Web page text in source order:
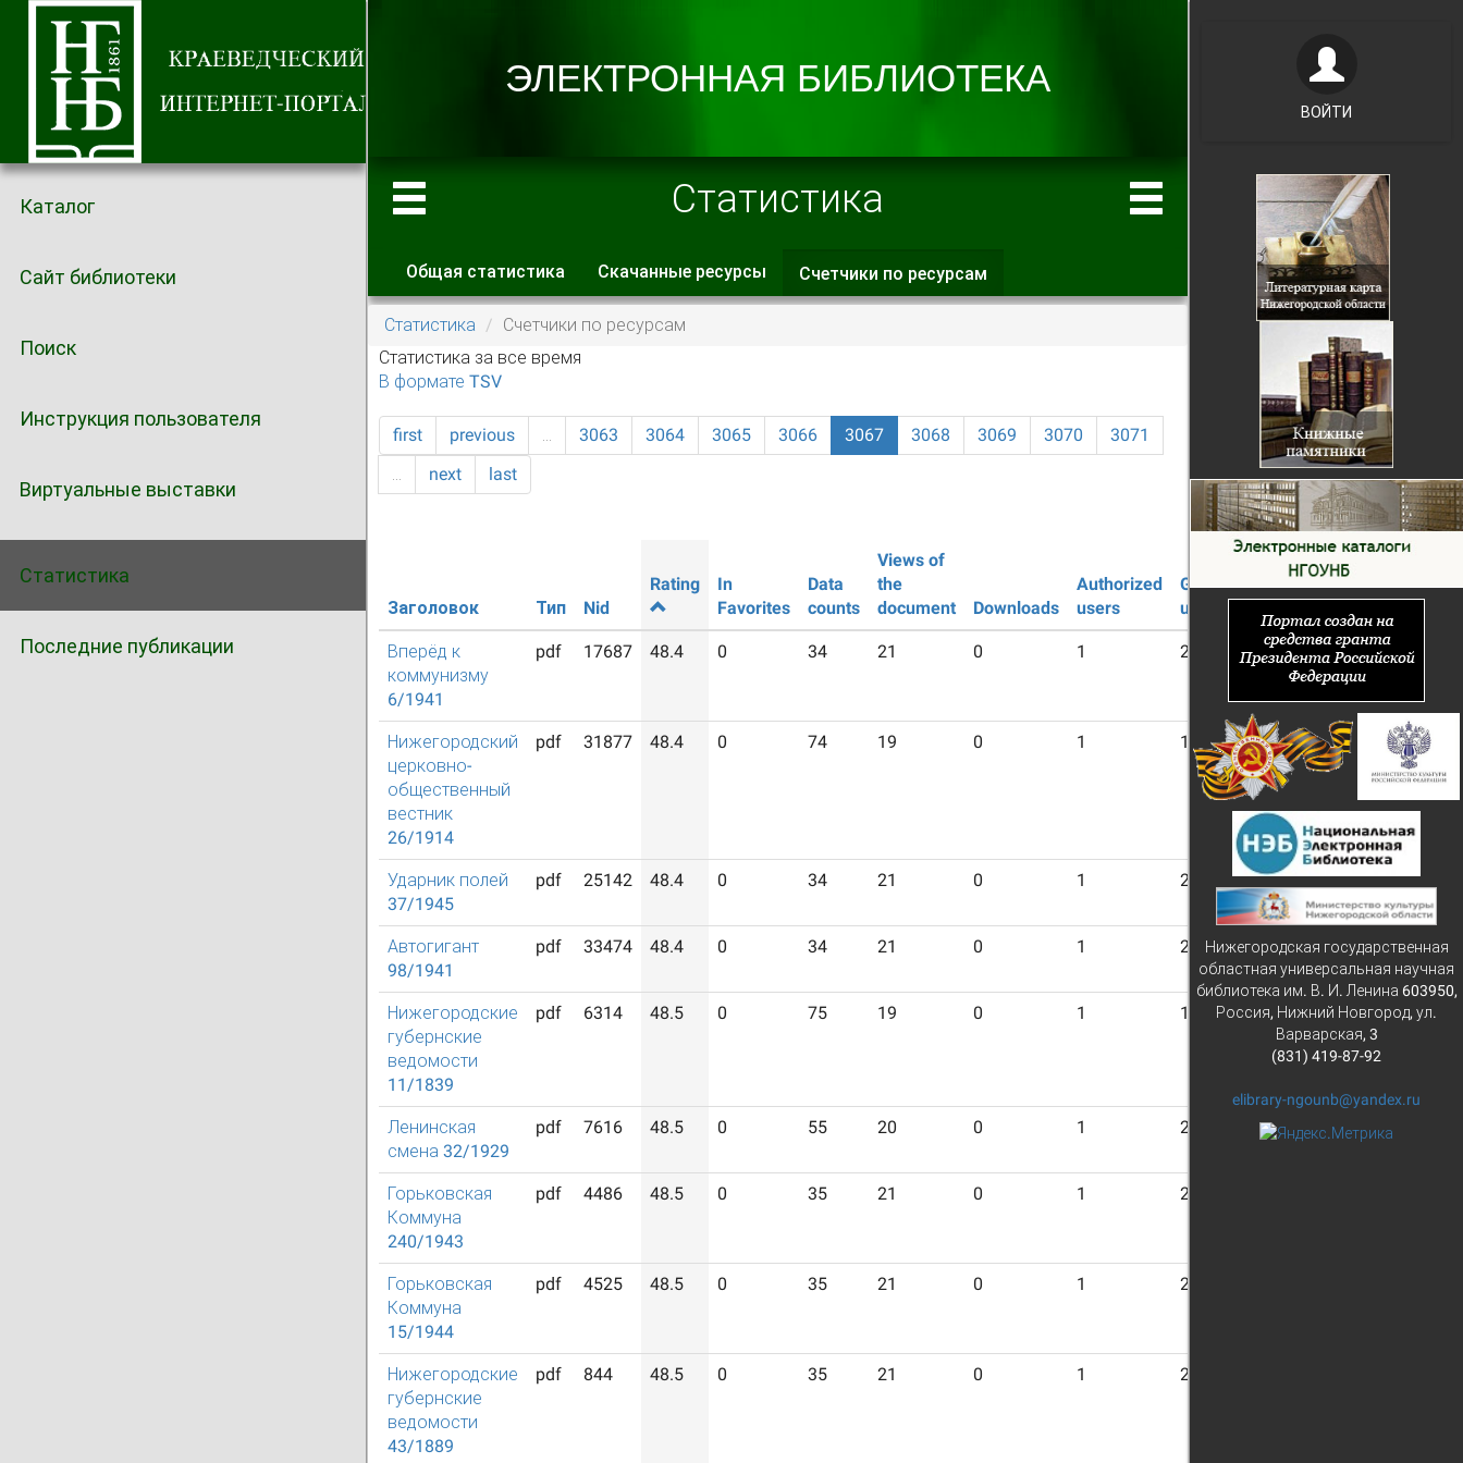
Каталог
Сайт библиотеки
Поиск
Инструкция пользователя
Виртуальные выставки
Статистика
Последние публикации
Статистика
Главные вкладки
Общая статистика Скачанные ресурсы Счетчики по ресурсам
вкладка)
Статистика
Счетчики по ресурсам
Статистика за все время
В формате TSV
first previous … 3063 3064 3065 3066 3067 3068 3069 3070
3071
…
next last
Заголовок Тип Nid
Rating
In
Favorites
Data
counts
Views of
the
document
Downloads
Authorized
users
Guest
users
Вперёд к
коммунизму
6/1941
pdf 17687 48.4 0 34 21 0 1 21
Нижегородский
церковно-
общественный
вестник
26/1914
pdf 31877 48.4 0 74 19 0 1 19
Ударник полей
37/1945
pdf 25142 48.4 0 34 21 0 1 21
Автогигант
98/1941
pdf 33474 48.4 0 34 21 0 1 21
Нижегородские
губернские
ведомости
11/1839
pdf 6314 48.5 0 75 19 0 1 19
Ленинская
смена 32/1929
pdf 7616 48.5 0 55 20 0 1 20
Горьковская
Коммуна
240/1943
pdf 4486 48.5 0 35 21 0 1 21
Горьковская
Коммуна
15/1944
pdf 4525 48.5 0 35 21 0 1 21
Нижегородские
губернские
ведомости
43/1889
pdf 844 48.5 0 35 21 0 1 21
ВОЙТИ
Нижегородская государственная
областная универсальная научная
библиотека им. В. И. Ленина 603950,
Россия, Нижний Новгород, ул.
Варварская, 3
(831) 419-87-92
elibrary-ngounb@yandex.ru